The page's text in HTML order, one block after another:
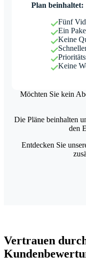
Plan beinhaltet:
Fünf
Ein
Keine
Keine
Möchten Sie kein
Die Pläne beinhalten
den
Entdecken Sie
Vertrauen